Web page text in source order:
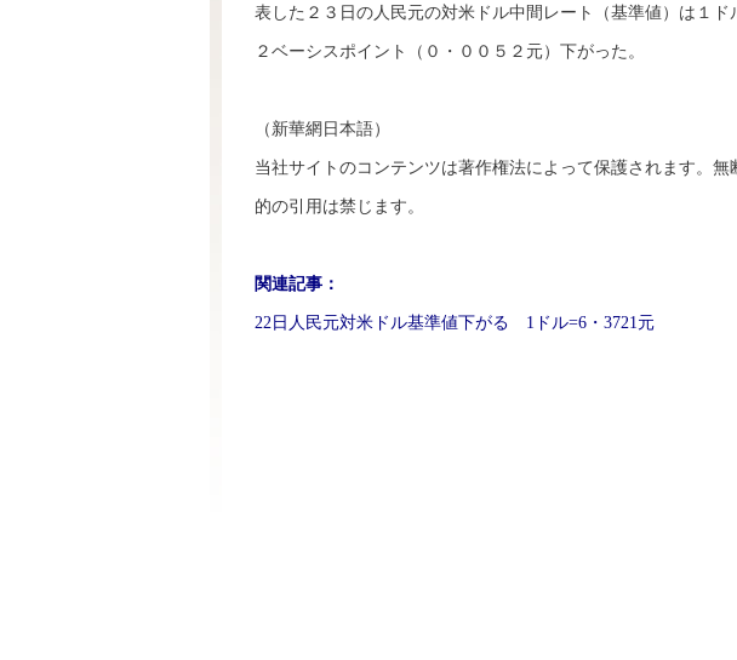
表した２３日の人民元の対米ドル中間レート（基準値）は１ド
２ベーシスポイント（０・００５２元）下がった。
（新華網日本語）
当社サイトのコンテンツは著作権法によって保護されます。
的の引用は禁じます。
関連記事：
22日人民元対米ドル基準値下がる 1ドル=6・3721元